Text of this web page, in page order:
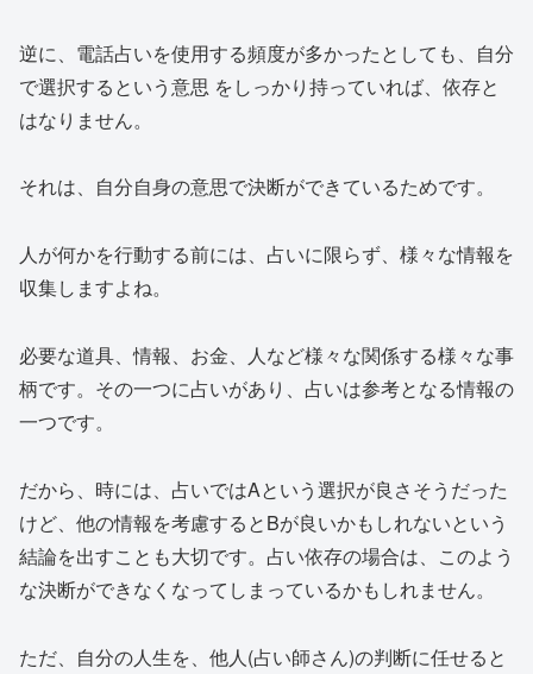
逆に、電話占いを使用する頻度が多かったとしても、 自分
で選択するという意思 をしっかり持っていれば、依存と
はなりません。
それは、自分自身の意思で決断ができているためです。
人が何かを行動する前には、占いに限らず、様々な情報を
収集しますよね。
必要な道具、情報、お金、人など様々な関係する様々な事
柄です。その一つに占いがあり、占いは参考となる情報の
一つです。
だから、時には、占いではAという選択が良さそうだった
けど、他の情報を考慮するとBが良いかもしれないという
結論を出すことも大切です。占い依存の場合は、このよう
な決断ができなくなってしまっているかもしれません。
ただ、自分の人生を、他人(占い師さん)の判断に任せると